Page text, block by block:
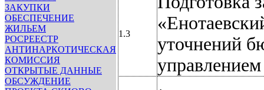
ЗАКУПКИ
ОБЕСПЕЧЕНИЕ
ЖИЛЬЕМ
РОСРЕЕСТР
АНТИНАРКОТИЧЕСКАЯ
КОМИССИЯ
ОТКРЫТЫЕ ДАННЫЕ
ОБСУЖДЕНИЕ
1.3
уточнений